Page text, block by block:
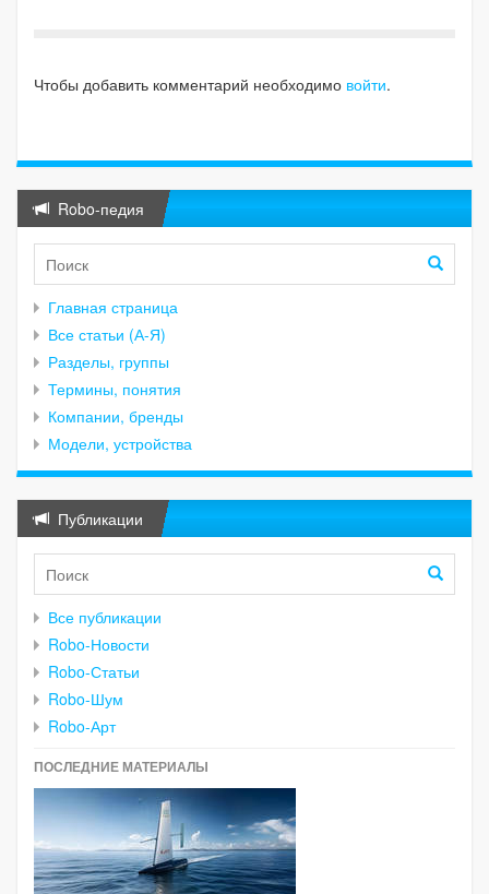
Чтобы добавить комментарий необходимо войти.
Robo-педия
Главная страница
Все статьи (А-Я)
Разделы, группы
Термины, понятия
Компании, бренды
Модели, устройства
Публикации
Все публикации
Robo-Новости
Robo-Статьи
Robo-Шум
Robo-Арт
ПОСЛЕДНИЕ МАТЕРИАЛЫ